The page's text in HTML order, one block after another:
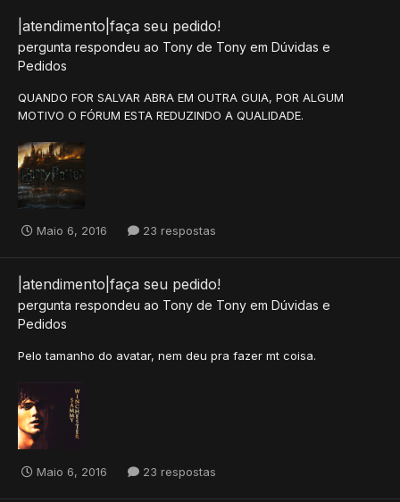
|atendimento|faça seu pedido!
pergunta respondeu ao Tony de Tony em Dúvidas e
Pedidos
QUANDO FOR SALVAR ABRA EM OUTRA GUIA, POR ALGUM
MOTIVO O FÓRUM ESTA REDUZINDO A QUALIDADE.
Maio 6, 2016 23 respostas
|atendimento|faça seu pedido!
pergunta respondeu ao Tony de Tony em Dúvidas e
Pedidos
Pelo tamanho do avatar, nem deu pra fazer mt coisa.
Maio 6, 2016 23 respostas